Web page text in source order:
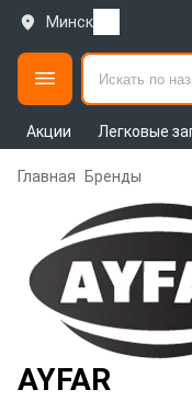
Минск
Акции Легковые
Главная Бренды
AYFAR